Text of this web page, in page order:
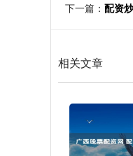
下一篇： 配资
相关文章